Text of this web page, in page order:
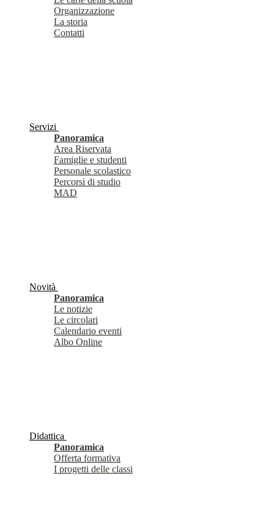
Organizzazione
La storia
Contatti
Servizi
Panoramica
Area Riservata
Famiglie e studenti
Personale scolastico
Percorsi di studio
MAD
Novità
Panoramica
Le notizie
Le circolari
Calendario eventi
Albo Online
Didattica
Panoramica
Offerta formativa
I progetti delle classi